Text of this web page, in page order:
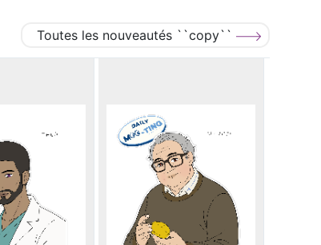
Toutes les nouveautés ``copy``